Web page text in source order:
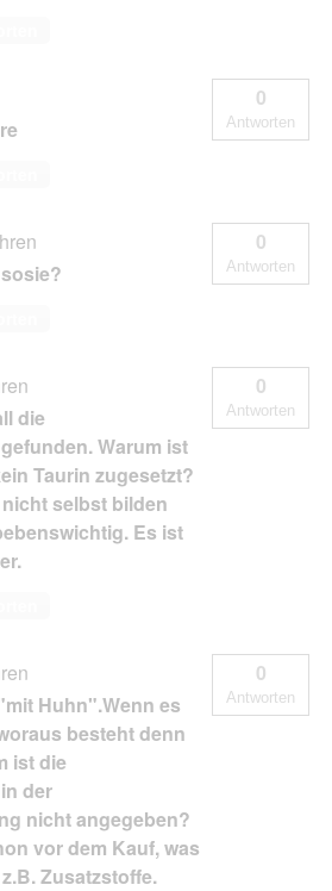
0
Antworten
0
Antworten
die
Warum ist
Taurin zugesetzt?
selbst bilden
Es ist
0
Antworten
Huhn".Wenn es
besteht denn
ist die
der
nicht angegeben?
vor dem Kauf, was
Zusatzstoffe.
0
Antworten